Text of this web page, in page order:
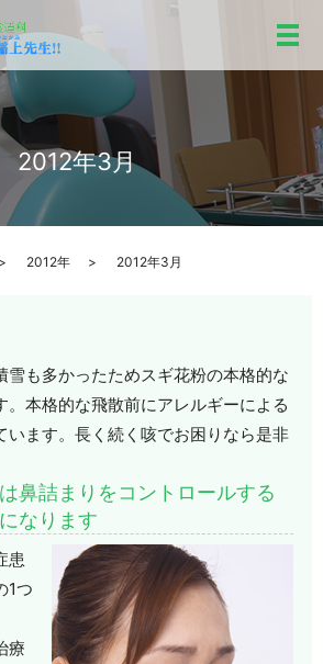
メ
2012年3月
2012年 2012年3月
雪も多かったためスギ花粉の本格的な
。本格的な飛散前にアレルギーによる
います。長く続く咳でお困りなら是非
鼻詰まりをコントロールする
なります
患
1つ
療